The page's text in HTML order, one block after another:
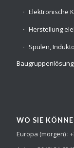
Elektronische
Herstellung
Spulen,
WO SIE
Europa (morgen) :